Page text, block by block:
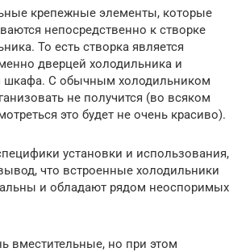
крепежные элементы, которые
непосредственно к створке
То есть створка является
дверцей холодильника и
шкафа. С обычным холодильником
не получится (во всяком
это будет не очень красиво).
установки и использования,
что встроенные холодильники
и обладают рядом неоспоримых
вместительные, но при этом